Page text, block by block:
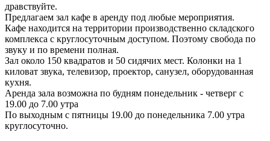
дравствуйте.
Предлагаем зал кафе в аренду под любые мероприятия.
Кафе находится на территории производственно складского
комплекса с круглосуточным доступом. Поэтому свобода по
звуку и по времени полная.
Зал около 150 квадратов и 50 сидячих мест. Колонки на 1
киловат звука, телевизор, проектор, санузел, оборудованная
кухня.
Аренда зала возможна по будням понедельник - четверг с
19.00 до 7.00 утра
По выходным с пятницы 19.00 до понедельника 7.00 утра
круглосуточно.